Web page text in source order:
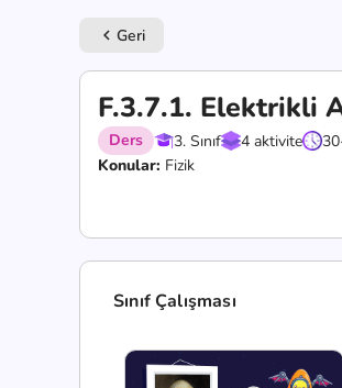
keyboard_arrow_left Geri
F.3.7.1. Elektrikli
Ders 3. Sınıf 4 aktivite
Konular: Fizik
Sınıf Çalışması